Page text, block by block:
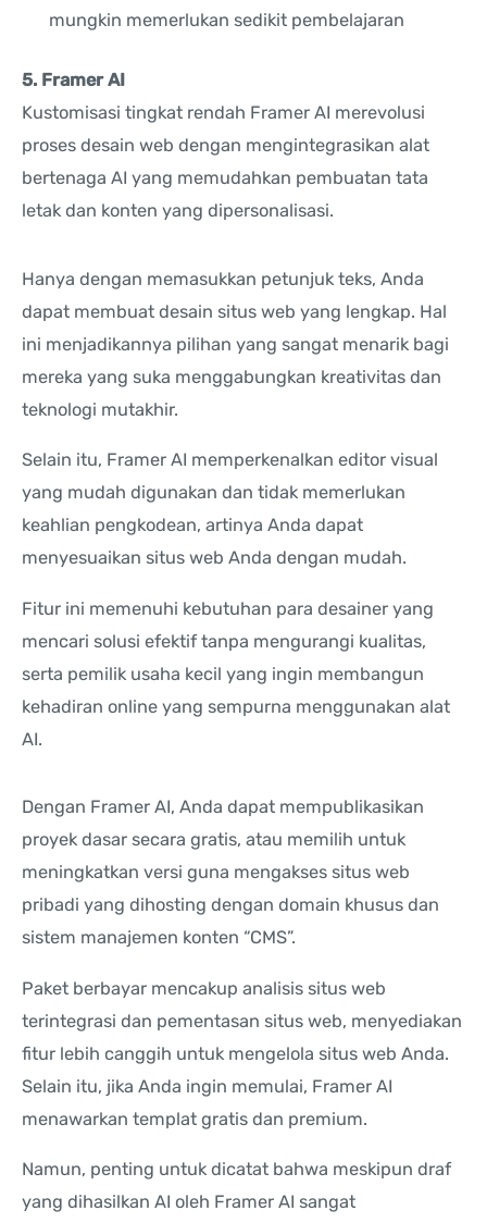
mungkin memerlukan sedikit pembelajaran
5. Framer AI
Kustomisasi tingkat rendah Framer AI merevolusi
proses desain web dengan mengintegrasikan alat
bertenaga AI yang memudahkan pembuatan tata
letak dan konten yang dipersonalisasi.
Hanya dengan memasukkan petunjuk teks, Anda
dapat membuat desain situs web yang lengkap. Hal
ini menjadikannya pilihan yang sangat menarik bagi
mereka yang suka menggabungkan kreativitas dan
teknologi mutakhir.
Selain itu, Framer AI memperkenalkan editor visual
yang mudah digunakan dan tidak memerlukan
keahlian pengkodean, artinya Anda dapat
menyesuaikan situs web Anda dengan mudah.
Fitur ini memenuhi kebutuhan para desainer yang
mencari solusi efektif tanpa mengurangi kualitas,
serta pemilik usaha kecil yang ingin membangun
kehadiran online yang sempurna menggunakan alat
AI.
Dengan Framer AI, Anda dapat mempublikasikan
proyek dasar secara gratis, atau memilih untuk
meningkatkan versi guna mengakses situs web
pribadi yang dihosting dengan domain khusus dan
sistem manajemen konten “CMS”.
Paket berbayar mencakup analisis situs web
terintegrasi dan pementasan situs web, menyediakan
fitur lebih canggih untuk mengelola situs web Anda.
Selain itu, jika Anda ingin memulai, Framer AI
menawarkan templat gratis dan premium.
Namun, penting untuk dicatat bahwa meskipun draf
yang dihasilkan AI oleh Framer AI sangat